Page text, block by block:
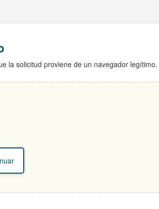
la solicitud proviene de un navegador legítimo.